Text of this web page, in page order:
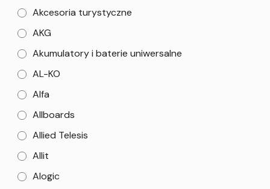
Akcesoria turystyczne
AKG
Akumulatory i baterie uniwersalne
AL-KO
Alfa
Allboards
Allied Telesis
Allit
Alogic